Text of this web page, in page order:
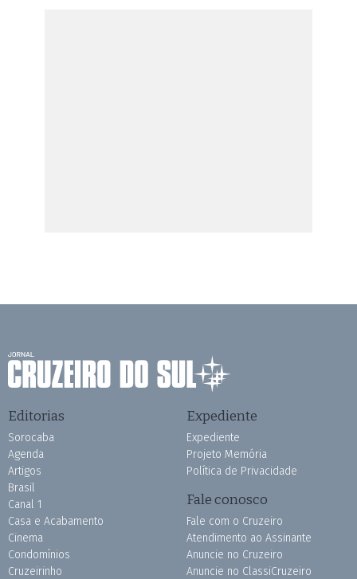
Editorias
Sorocaba
Agenda
Artigos
Brasil
Canal 1
Casa e Acabamento
Cinema
Condomínios
Cruzeirinho
Expediente
Expediente
Projeto Memória
Política de Privacidade
Fale conosco
Fale com o Cruzeiro
Atendimento ao Assinante
Anuncie no Cruzeiro
Anuncie no ClassiCruzeiro